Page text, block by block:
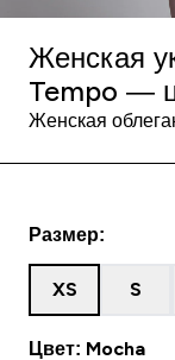
Женская
Tempo —
Женская
Размер:
XS S
Цвет: Mocha